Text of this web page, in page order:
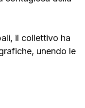
il collettivo ha
unendo le